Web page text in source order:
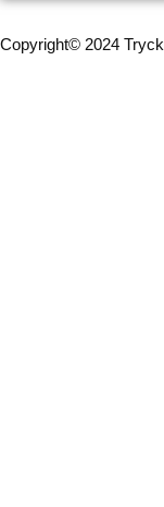
Copyright© 2024